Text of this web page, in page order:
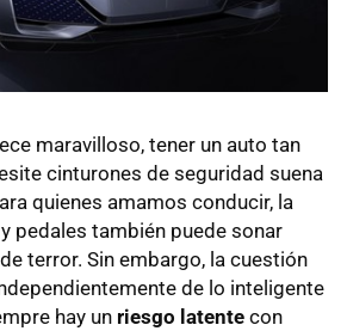
maravilloso, tener un auto tan
cinturones de seguridad suena
quienes amamos conducir, la
pedales también puede sonar
terror. Sin embargo, la cuestión
de lo inteligente
hay un riesgo latente con